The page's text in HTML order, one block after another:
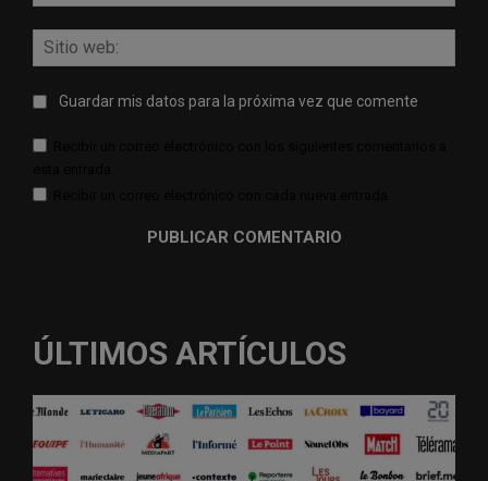
Guardar mis datos para la próxima vez que comente
ÚLTIMOS ARTÍCULOS